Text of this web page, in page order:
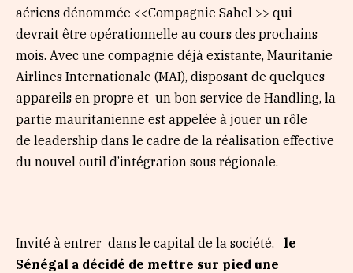
aériens dénommée <<Compagnie Sahel >> qui
devrait être opérationnelle au cours des prochains
mois. Avec une compagnie déjà existante, Mauritanie
Airlines Internationale (MAI), disposant de quelques
appareils en propre et un bon service de Handling, la
partie mauritanienne est appelée à jouer un rôle
de leadership dans le cadre de la réalisation effective
du nouvel outil d’intégration sous régionale.
Invité à entrer dans le capital de la société,
le
Sénégal a décidé de mettre sur pied une